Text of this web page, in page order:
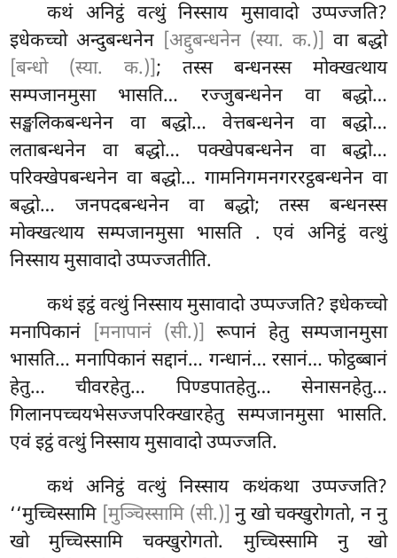
कथं अनिट्ठं वत्थुं निस्साय मुसावादो उप्पज्जति?
इधेकच्चो अन्दुबन्धनेन [अद्दुबन्धनेन (स्या. क.)] वा बद्धो
[बन्धो (स्या. क.)]; तस्स बन्धनस्स मोक्खत्थाय
सम्पजानमुसा भासति… रज्जुबन्धनेन वा बद्धो…
सङ्खलिकबन्धनेन वा बद्धो… वेत्तबन्धनेन वा बद्धो…
लताबन्धनेन वा बद्धो… पक्खेपबन्धनेन वा बद्धो…
परिक्खेपबन्धनेन वा बद्धो… गामनिगमनगररट्ठबन्धनेन वा
बद्धो… जनपदबन्धनेन वा बद्धो; तस्स बन्धनस्स
मोक्खत्थाय सम्पजानमुसा भासति . एवं अनिट्ठं वत्थुं
निस्साय मुसावादो उप्पज्जतीति.
कथं इट्ठं वत्थुं निस्साय मुसावादो उप्पज्जति? इधेकच्चो
मनापिकानं
[मनापानं (सी.)] रूपानं हेतु सम्पजानमुसा
भासति… मनापिकानं सद्दानं… गन्धानं… रसानं… फोट्ठब्बानं
हेतु… चीवरहेतु… पिण्डपातहेतु… सेनासनहेतु…
गिलानपच्चयभेसज्जपरिक्खारहेतु सम्पजानमुसा भासति.
एवं इट्ठं वत्थुं निस्साय मुसावादो उप्पज्जति.
कथंअनिट्ठं वत्थुं निस्साय कथंकथा उप्पज्जति?
‘‘मुच्चिस्सामि [मुञ्चिस्सामि (सी.)] नु खो चक्खुरोगतो, न नु
खो मुच्चिस्सामि चक्खुरोगतो. मुच्चिस्सामि नु खो